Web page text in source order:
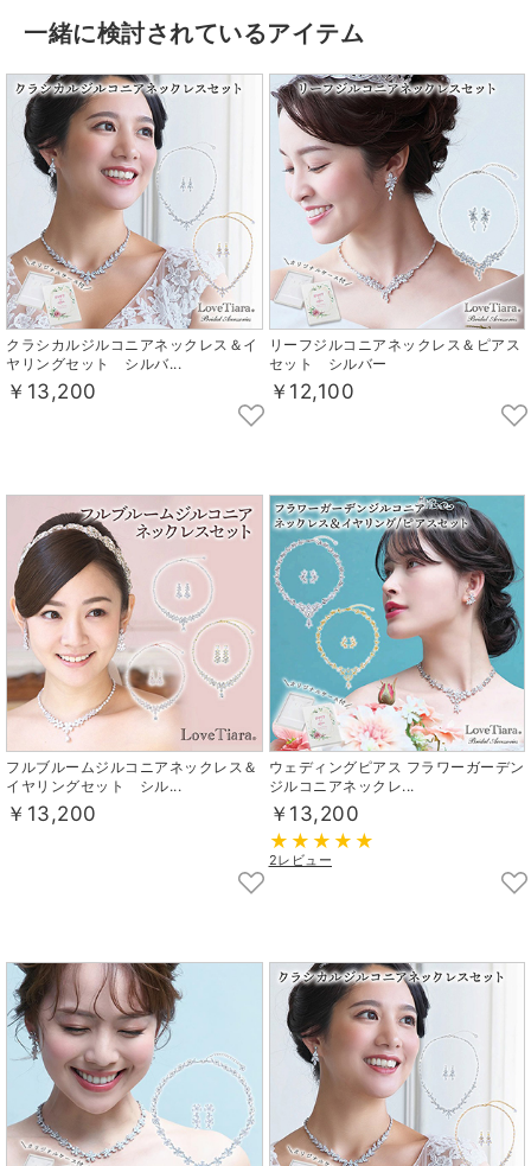
一緒に検討されているアイテム
クラシカルジルコニアネックレス＆イ
ヤリングセット シルバ...
￥13,200
リーフジルコニアネックレス＆ピアス
セット シルバー
￥12,100
フルブルームジルコニアネックレス＆
イヤリングセット シル...
￥13,200
ウェディングピアス フラワーガーデン
ジルコニアネックレ...
￥13,200
2レビュー